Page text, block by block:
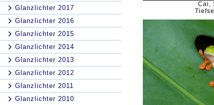
Glanzlichter 2017
Glanzlichter 2016
Glanzlichter 2015
Glanzlichter 2014
Glanzlichter 2013
Glanzlichter 2012
Glanzlichter 2011
Glanzlichter 2010
Cai,